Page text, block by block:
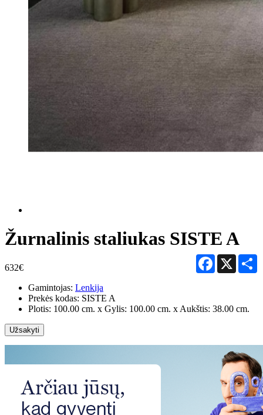
Žurnalinis staliukas SISTE A
632€
Facebook
X
Gamintojas: Lenkija
Prekės kodas: SISTE A
Plotis: 100.00 cm. x Gylis: 100.00 cm. x Aukštis: 38.00 cm.
Užsakyti